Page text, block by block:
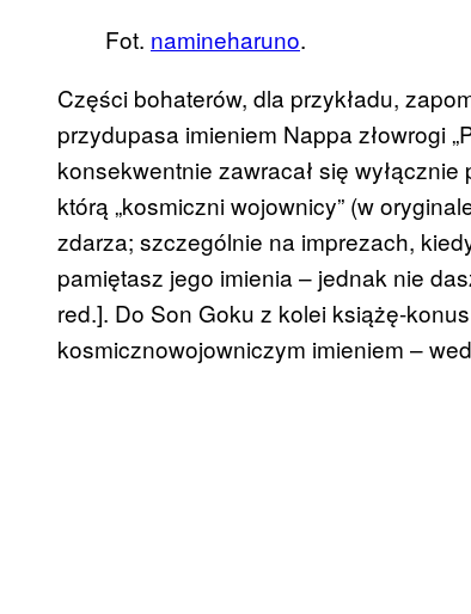
Fot. namineharuno.
Części bohaterów, dla przykładu,
przydupasa imieniem Nappa złowrogi
konsekwentnie zawracał się
którą „kosmiczni wojownicy” (w
zdarza; szczególnie na imprezach,
pamiętasz jego imienia – jednak nie
red.]. Do Son Goku z kolei książę-
kosmicznowojowniczym imieniem –